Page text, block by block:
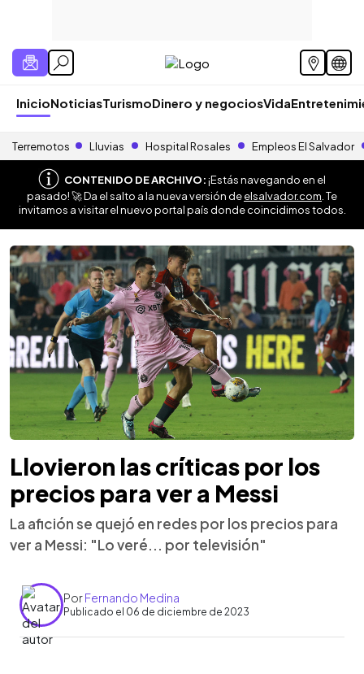
InicioNoticiasTurismoDinero y negociosVida
Terremotos Lluvias Hospital Rosales Empleos El Salvador
CONTENIDO DE ARCHIVO:¡Estás navegando en el
pasado! 🚀 Da el salto a la nueva versión deelsalvador.com . Te
invitamos a visitar el nuevo portal país donde coincidimos todos.
Llovieron las críticas por los
precios para ver a Messi
La afición se quejó en redes por los precios para
ver a Messi: "Lo veré... por televisión"
PorFernando Medina
Publicado el 06 de diciembre de 2023